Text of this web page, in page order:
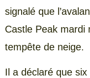
signalé que
Castle Peak mardi
tempête de neige.
Il a déclaré que